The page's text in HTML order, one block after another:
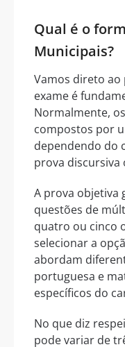
Qual é o
Municipais?
Vamos direto
exame é
Normalmente, os
compostos por
dependendo do
prova discursiva
A prova objetiva
questões de
quatro ou cinco
selecionar a
abordam
portuguesa e
específicos do
No que diz
pode variar de